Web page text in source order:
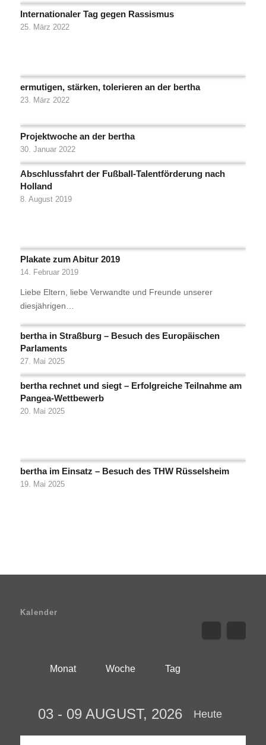
Internationaler Tag gegen Rassismus
25. März 2022
ermutigen, stärken, tolerieren an der bertha
23. März 2022
Projektwoche an der bertha
30. Januar 2022
Abschlussfahrt der Fußball-Talentförderung nach
Holland
8. August 2019
Plakate zum Abitur 2019
14. Februar 2019
Liebe Eltern, liebe Verwandte und Freunde unserer
diesjährigen…
bertha in Straßburg – Besuch des Europäischen
Parlaments
27. Mai 2025
bertha rechnet und siegt – Erfolgreiche Teilnahme am
Pangea-Wettbewerb
20. Mai 2025
bertha im Einsatz – Besuch des THW Rüsselsheim
19. Mai 2025
Kalender
Monat Woche Tag
Heute
03 - 09 AUGUST, 2026